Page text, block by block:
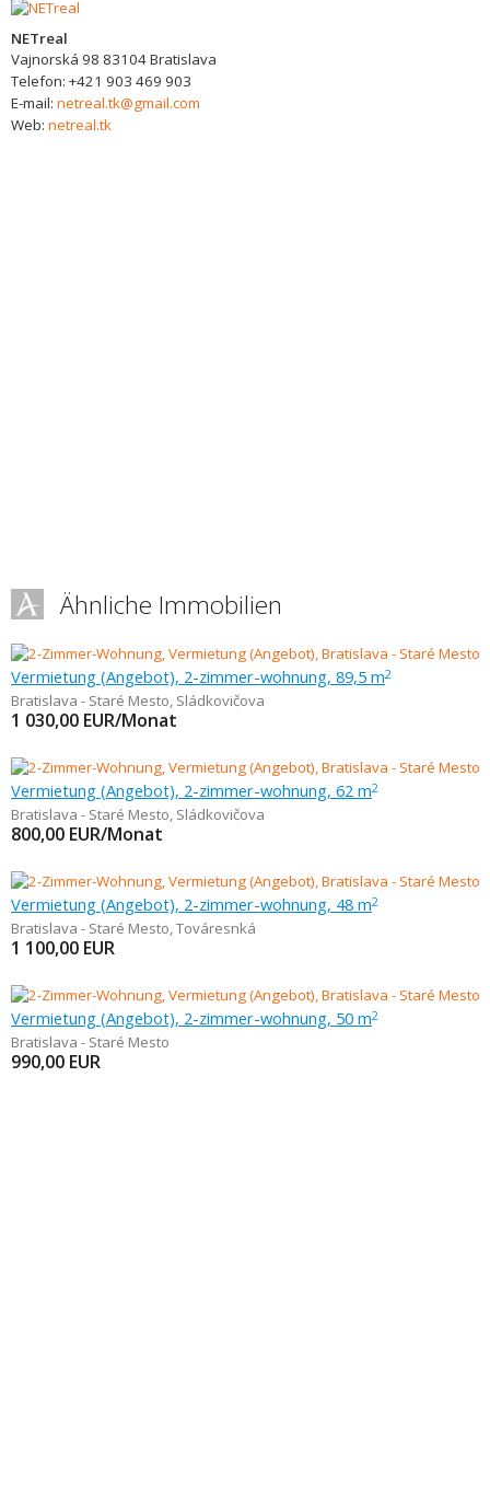
NETreal
Vajnorská 98 83104Bratislava
Telefon: +421 903 469 903
E-mail: netreal.tk@gmail.com
Web: netreal.tk
Ähnliche Immobilien
Vermietung (Angebot), 2-zimmer-wohnung, 89,5 m2
Bratislava - Staré Mesto, Sládkovičova
1 030,00 EUR/Monat
Vermietung (Angebot), 2-zimmer-wohnung, 62 m2
Bratislava - Staré Mesto, Sládkovičova
800,00 EUR/Monat
Vermietung (Angebot), 2-zimmer-wohnung, 48 m2
Bratislava - Staré Mesto,Továresnká
1 100,00 EUR
Vermietung (Angebot), 2-zimmer-wohnung, 50 m2
Bratislava - Staré Mesto
990,00 EUR